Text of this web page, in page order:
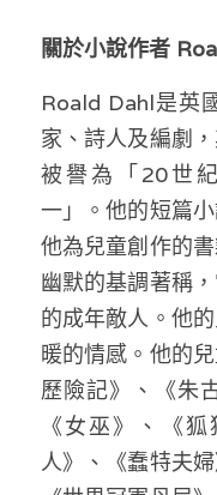
關於小說作者
Roald Dahl是英
家、詩人及編劇
被譽為「20世
一」。他的短篇
他為兒童創作的
幽默的基調著稱
的成年敵人。他
暖的情感。他的
歷險記》、《朱
《女巫》、《
人》、《蠢特夫